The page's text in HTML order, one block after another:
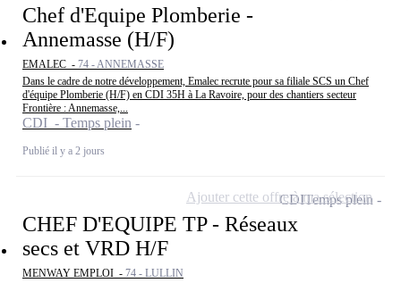
Chef d'Equipe Plomberie -
Annemasse (H/F)
EMALEC - 74 - ANNEMASSE
Dans le cadre de notre développement, Emalec recrute pour sa filiale SCS un Chef
d'équipe Plomberie (H/F) en CDI 35H à La Ravoire, pour des chantiers secteur
Frontière : Annemasse,...
CDI - Temps plein
Publié il y a 2 jours
CHEF D'EQUIPE TP - Réseaux
secs et VRD H/F
MENWAY EMPLOI - 74 - LULLIN
CDITemps plein
Ajouter cette offre à ma sélection